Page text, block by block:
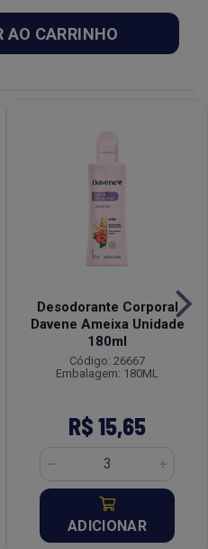
AO CARRINHO
Desodorante Corporal
Davene Ameixa Unidade
180ml
Código: 26667
Embalagem: 180ML
R$ 15,65
ADICIONAR